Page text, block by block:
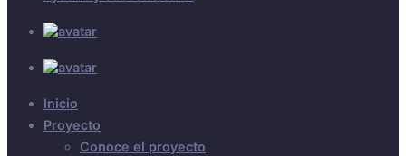
Inicio
Proyecto
Conoce el proyecto